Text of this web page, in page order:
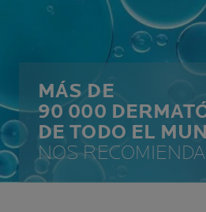
MÁS DE
90 000
DE TODO EL
NOS